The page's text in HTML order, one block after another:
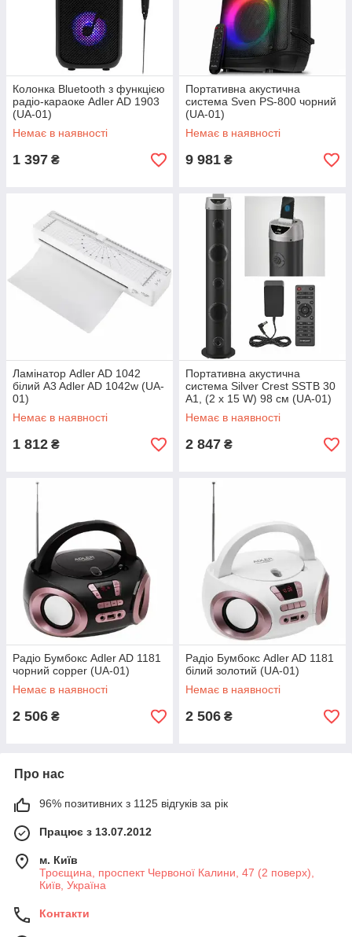
Колонка Bluetooth з функцією
радіо-караоке Adler AD 1903
(UA-01)
Немає в наявності
1 397 ₴
Портативна акустична
система Sven PS-800 чорний
(UA-01)
Немає в наявності
9 981 ₴
Ламінатор Adler AD 1042
білий A3 Adler AD 1042w (UA-
01)
Немає в наявності
1 812 ₴
Портативна акустична
система Silver Crest SSTB 30
A1, (2 x 15 W) 98 см (UA-01)
Немає в наявності
2 847 ₴
Радіо Бумбокс Adler AD 1181
чорний copper (UA-01)
Немає в наявності
2 506 ₴
Радіо Бумбокс Adler AD 1181
білий золотий (UA-01)
Немає в наявності
2 506 ₴
Про нас
96% позитивних з 1125 відгуків за рік
Працює з 13.07.2012
м. Київ
Троєщина, проспект Червоної Калини, 47 (2 поверх),
Київ, Україна
Контакти